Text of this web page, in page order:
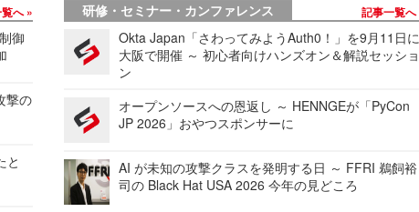
へ
御
撃の
と
研修・セミナー・カンファレンス 記事一覧へ
Okta Japan「さわってみようAuth0！」を9月11日に
大阪で開催 ～ 初心者向けハンズオン＆解説セッショ
ン
オープンソースへの恩返し ～ HENNGEが「PyCon
JP 2026」おやつスポンサーに
AI が未知の攻撃クラスを発明する日 ～ FFRI 鵜飼裕
司の Black Hat USA 2026 今年の見どころ